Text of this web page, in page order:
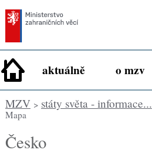
aktuálně o mzv
MZV> státy světa - informace...
Mapa
Česko